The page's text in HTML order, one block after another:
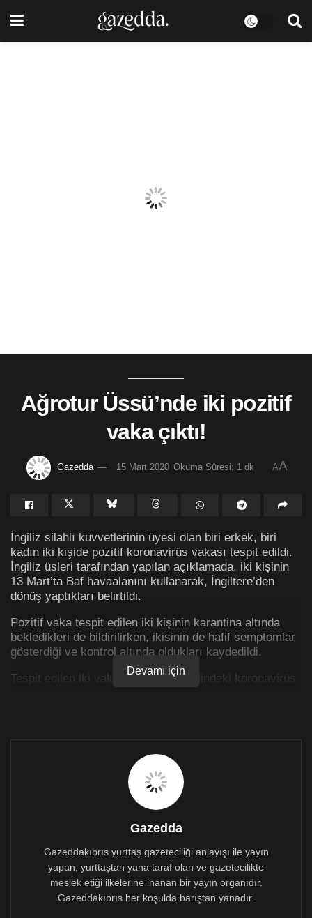
Ağrotur Üssü’nde iki pozitif
vaka çıktı!
Gazedda 15 Mart 2020 Okuma Süresi: 1 dk AA
İngiliz silahlı kuvvetlerinin üyesi olan biri erkek, biri
kadın iki kişide pozitif koronavirüs vakası tespit edildi.
İngiliz üsleri tarafından yapılan açıklamada, iki kişinin
13 Mart’ta Baf havaalanını kullanarak, İngiltere’den
dönüş yaptıkları belirtildi.
Pozitif vaka tespit edilen iki kişinin karantina altında
bekledikleri de bildirilirken, ikisinin de hafif semptomlar
gösterdiği ve kontrol altında oldukları kaydedildi.
Tespit edilen iki vaka ile Kıbrıs genelindeki koronavirüs
Devamı için
Gazedda
Gazeddakıbrıs yurttaş gazeteciliği anlayışı ile yayın
yapan, yurttaştan yana taraf olan ve gazetecilikte
meslek etiği ilkelerine inanan bir yayın organıdır.
Gazeddakıbrıs her koşulda barıştan yanadır.